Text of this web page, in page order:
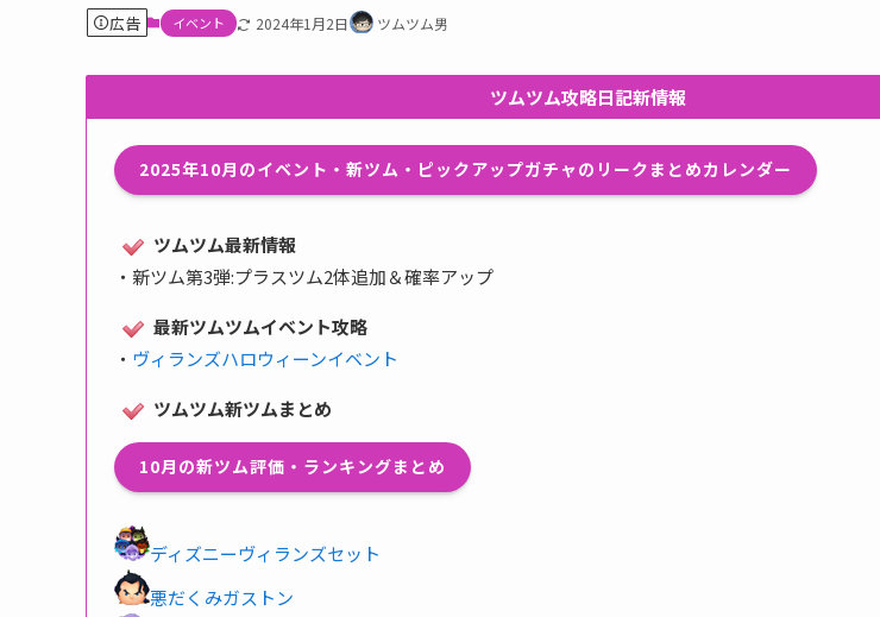
広告 イベント 2024年1月2日 ツムツム男
ツムツム攻略日記新情報
2025年10月のイベント・新ツム・ピックアップガチャのリークまとめカレンダー
ツムツム最新情報
・ 新ツム第3弾:プラスツム2体追加＆確率アップ
最新ツムツムイベント攻略
・ ヴィランズハロウィーンイベント
ツムツム新ツムまとめ
10月の新ツム評価・ランキングまとめ
ディズニーヴィランズセット
悪だくみガストン